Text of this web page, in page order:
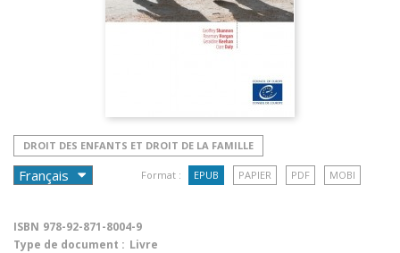
DROIT DES ENFANTS ET DROIT DE LA FAMILLE
Format : EPUB PAPIER PDF MOBI
ISBN 978-92-871-8004-9
Type de document : Livre